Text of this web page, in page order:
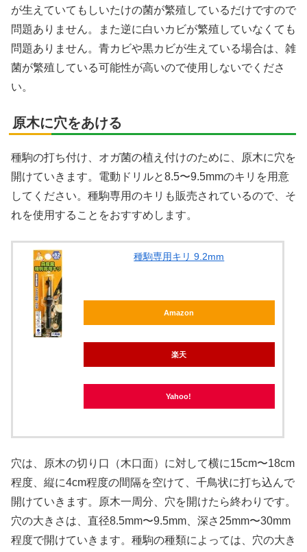
が生えていてもしいたけの菌が繁殖しているだけですので
問題ありません。また逆に白いカビが繁殖していなくても
問題ありません。青カビや黒カビが生えている場合は、雑
菌が繁殖している可能性が高いので使用しないでくださ
い。
原木に穴をあける
種駒の打ち付け、オガ菌の植え付けのために、原木に穴を
開けていきます。電動ドリルと8.5〜9.5mmのキリを用意
してください。種駒専用のキリも販売されているので、そ
れを使用することをおすすめします。
種駒専用キリ 9.2mm
Amazon
楽天
Yahoo!
穴は、原木の切り口（木口面）に対して横に15cm〜18cm
程度、縦に4cm程度の間隔を空けて、千鳥状に打ち込んで
開けていきます。原木一周分、穴を開けたら終わりです。
穴の大きさは、直径8.5mm〜9.5mm、深さ25mm〜30mm
程度で開けていきます。種駒の種類によっては、穴の大き